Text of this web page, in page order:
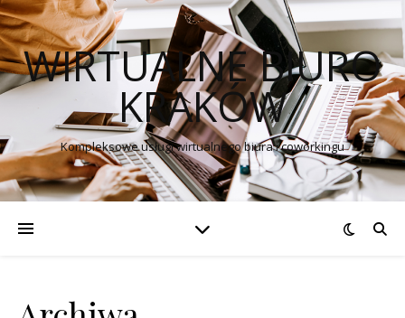
WIRTUALNE BIURO
KRAKÓW
Kompleksowe usługi wirtualnego biura i coworkingu